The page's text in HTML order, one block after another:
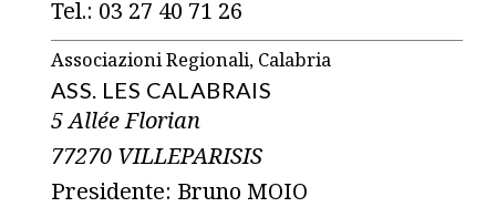
Tel.: 03 27 40 71 26
Associazioni Regionali, Calabria
ASS. LES CALABRAIS
5 Allée Florian
77270 VILLEPARISIS
Presidente: Bruno MOIO